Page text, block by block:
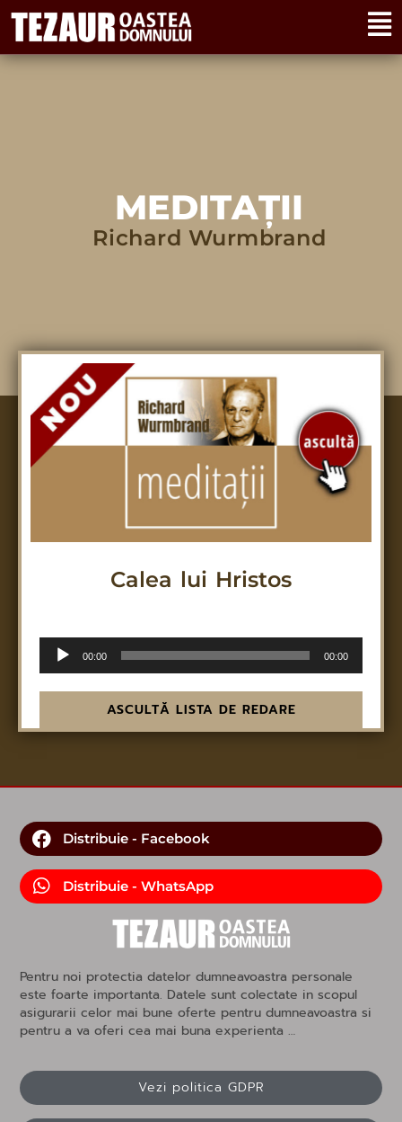
MEDITAȚII
Richard Wurmbrand
Calea lui Hristos
Audio
Player
00:00 00:00
ASCULTĂ LISTA DE REDARE
Distribuie - Facebook
Distribuie - WhatsApp
Pentru noi protectia datelor dumneavoastra personale
este foarte importanta. Datele sunt colectate in scopul
asigurarii celor mai bune oferte pentru dumneavoastra si
pentru a va oferi cea mai buna experienta …
Vezi politica GDPR